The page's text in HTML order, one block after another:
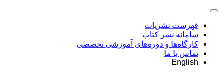
فهرست نشریات
سامانه نشر کتاب
کارگاه‌ها و دوره‌های آموزشی تخصصی
تماس با ما
English